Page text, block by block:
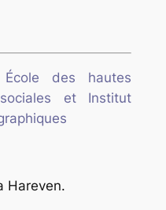
des hautes
et Institut
Hareven.